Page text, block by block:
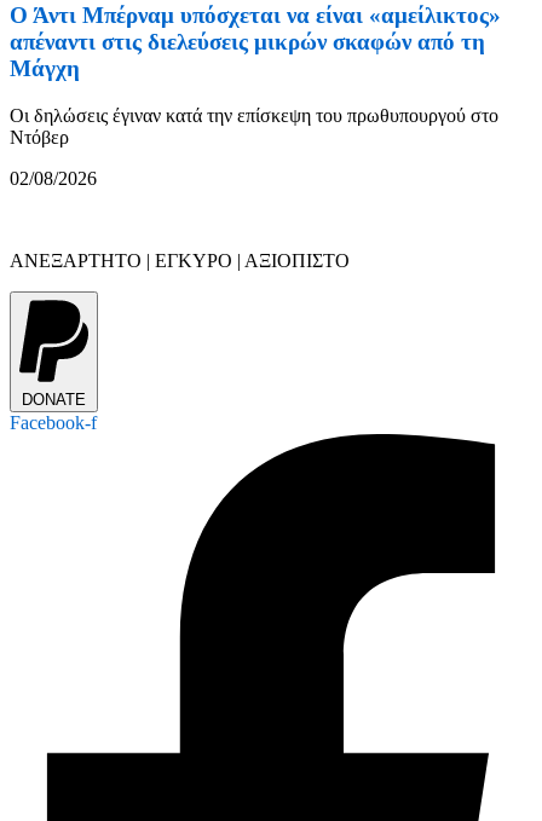
Ο Άντι Μπέρναμ υπόσχεται να είναι «αμείλικτος»
απέναντι στις διελεύσεις μικρών σκαφών από τη
Μάγχη
Οι δηλώσεις έγιναν κατά την επίσκεψη του πρωθυπουργού στο
Ντόβερ
02/08/2026
ΑΝΕΞΑΡΤΗΤΟ | ΕΓΚΥΡΟ | ΑΞΙΟΠΙΣΤΟ
DONATE
Facebook-f